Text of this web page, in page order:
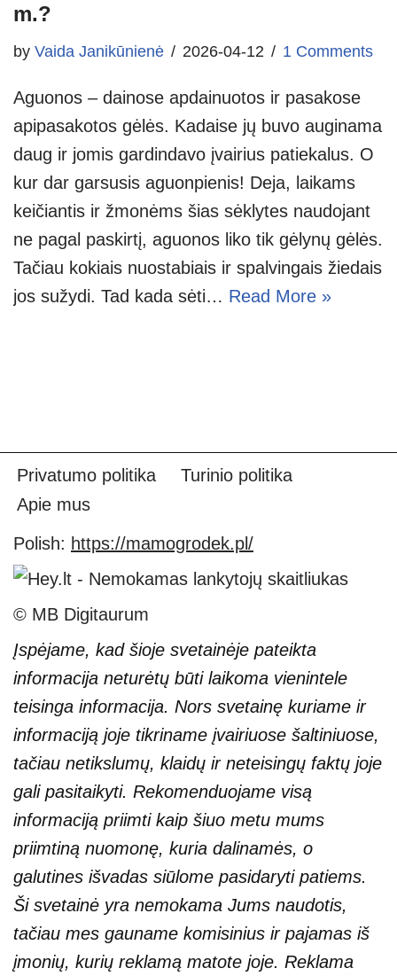
m.?
by Vaida Janikūnienė 2026-04-12 1 Comments
Aguonos – dainose apdainuotos ir pasakose
apipasakotos gėlės. Kadaise jų buvo auginama
daug ir jomis gardindavo įvairius patiekalus. O
kur dar garsusis aguonpienis! Deja, laikams
keičiantis ir žmonėms šias sėklytes naudojant
ne pagal paskirtį, aguonos liko tik gėlynų gėlės.
Tačiau kokiais nuostabiais ir spalvingais žiedais
jos sužydi. Tad kada sėti… Read More »
Privatumo politika
Turinio politika
Apie mus
Polish: https://mamogrodek.pl/
© MB Digitaurum
Įspėjame, kad šioje svetainėje pateikta
informacija neturėtų būti laikoma vienintele
teisinga informacija. Nors svetainę kuriame ir
informaciją joje tikriname įvairiuose šaltiniuose,
tačiau netikslumų, klaidų ir neteisingų faktų joje
gali pasitaikyti. Rekomenduojame visą
informaciją priimti kaip šiuo metu mums
priimtiną nuomonę, kuria dalinamės, o
galutines išvadas siūlome pasidaryti patiems.
Ši svetainė yra nemokama Jums naudotis,
tačiau mes gauname komisinius ir pajamas iš
įmonių, kurių reklamą matote joje. Reklama